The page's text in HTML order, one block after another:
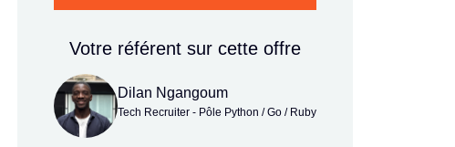
Votre référent sur cette offre
Dilan Ngangoum
Tech Recruiter - Pôle Python / Go / Ruby